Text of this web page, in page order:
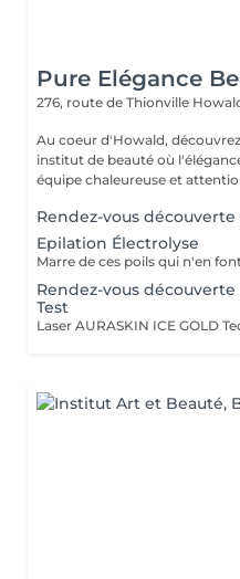
Pure Elégance
276, route de Thionville
Au coeur d'Howald,
institut de beauté où
équipe chaleureuse et
Rendez-vous
Epilation Électrolyse
Rendez-vous
Test